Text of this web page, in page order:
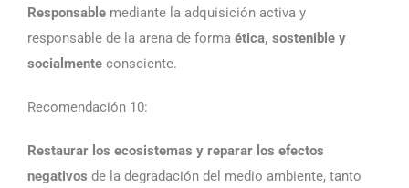
Responsablemediante la adquisición activa y
responsable de la arena de forma ética, sostenible y
socialmenteconsciente.
Recomendación 10:
Restaurar los ecosistemas y reparar los efectos
negativos de la degradación del medio ambiente, tanto